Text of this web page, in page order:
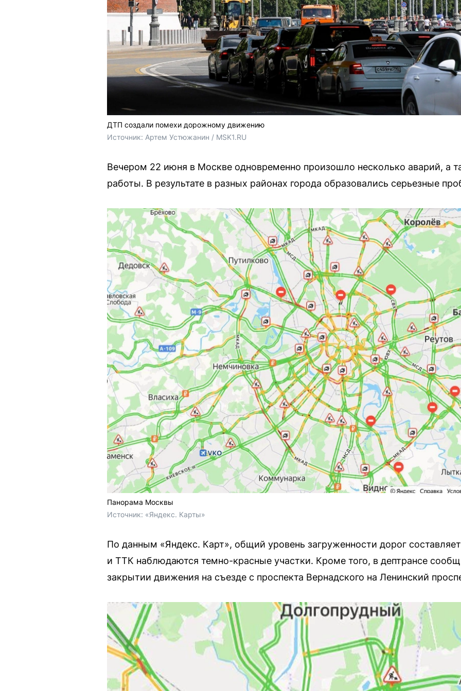
ДТП создали помехи дорожному движению
Источник: Артем Устюжанин / MSK1.RU
Вечером 22 июня в Москве одновременно произошло несколько аварий, а
работы. В результате в разных районах города образовались серьезные
Панорама Москвы
Источник: «Яндекс. Карты»
По данным «Яндекс. Карт», общий уровень загруженности дорог
и ТТК наблюдаются темно-красные участки. Кроме того, в дептрансе
закрытии движения на съезде с проспекта Вернадского на Ленинский